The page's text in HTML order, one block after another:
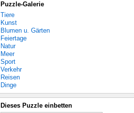
Puzzle-Galerie
Tiere
Kunst
Blumen u. Gärten
Feiertage
Natur
Meer
Sport
Verkehr
Reisen
Dinge
Dieses Puzzle einbetten